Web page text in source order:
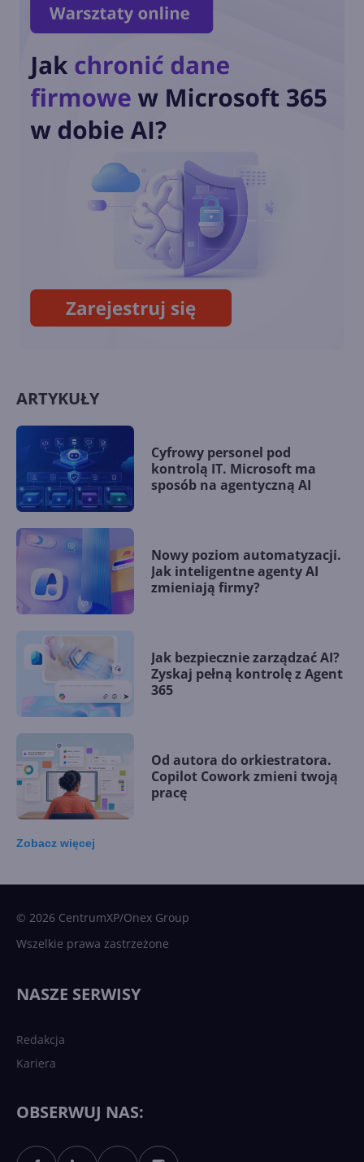
Anthropic Claude Opus 5.
Wyższa wydajność i nowe
możliwości w pracy w
Microsoft 365
Copilot wychodzi poza CRM.
Service Agent
GPT-5.6 od OpenAI już
ogólnodostępny. Sol, Terra i
Luna wkraczają do Copilota
ARTYKUŁY
Cyfrowy personel pod
kontrolą IT. Microsoft ma
sposób na agentyczną AI
Nowy poziom automatyzacji.
Jak inteligentne agenty AI
zmieniają firmy?
Jak bezpiecznie zarządzać AI?
Zyskaj pełną kontrolę z Agent
365
Od autora do orkiestratora.
Copilot Cowork zmieni twoją
pracę
Zobacz więcej
© 2026 CentrumXP/Onex Group
Wszelkie prawa zastrzeżone
NASZE SERWISY
Redakcja
Kariera
OBSERWUJ NAS: